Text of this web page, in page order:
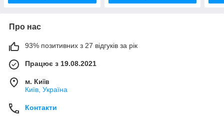
Про нас
93% позитивних з 27 відгуків за рік
Працює з 19.08.2021
м. Київ
Київ, Україна
Контакти